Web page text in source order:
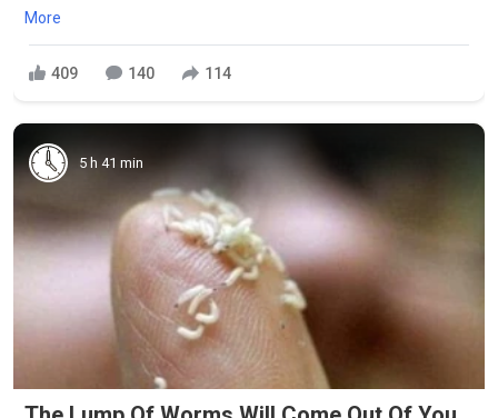
More
409 140 114
5 h 41 min